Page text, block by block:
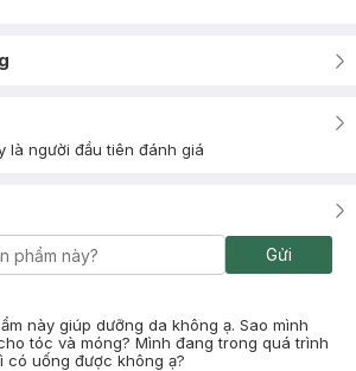
là người đầu tiên đánh giá
Gửi
này giúp dưỡng da không ạ. Sao mình
tóc và móng? Mình đang trong quá trình
có uống được không ạ?